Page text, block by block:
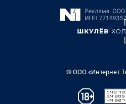
© ООО «Интернет